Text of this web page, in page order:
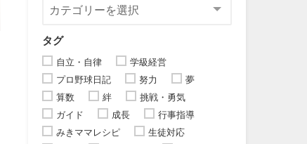
タグ
自立・自律
学級経営
プロ野球日記
努力
夢
算数
絆
挑戦・勇気
ガイド
成長
行事指導
みきママレシピ
生徒対応